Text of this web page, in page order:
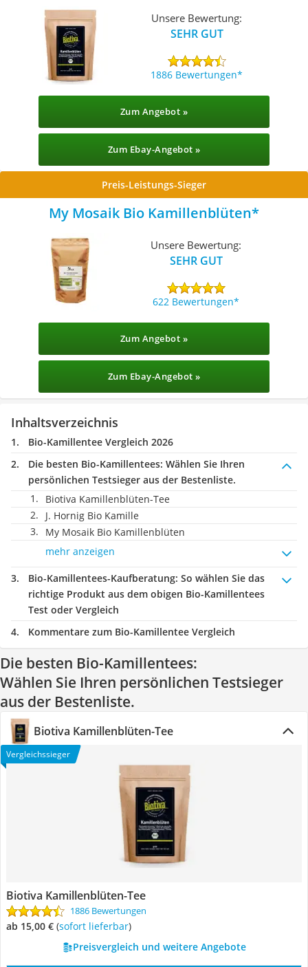
Unsere Bewertung:
SEHR GUT
1886 Bewertungen
Zum Angebot »
Zum Ebay-Angebot »
Preis-Leistungs-Sieger
My Mosaik Bio Kamillenblüten
Unsere Bewertung:
SEHR GUT
622 Bewertungen
Zum Angebot »
Zum Ebay-Angebot »
Inhaltsverzeichnis
Bio-Kamillentee Vergleich 2026
Die besten Bio-Kamillentees: Wählen Sie Ihren
persönlichen Testsieger aus der Bestenliste.
Biotiva Kamillenblüten-Tee
J. Hornig Bio Kamille
My Mosaik Bio Kamillenblüten
mehr anzeigen
Bio-Kamillentees-Kaufberatung: So wählen Sie das
richtige Produkt aus dem obigen Bio-Kamillentees
Test oder Vergleich
Kommentare zum Bio-Kamillentee Vergleich
Die besten Bio-Kamillentees:
Wählen Sie Ihren persönlichen Testsieger
aus der Bestenliste.
Biotiva Kamillenblüten-Tee
Vergleichssieger
Biotiva Kamillenblüten-Tee
1886 Bewertungen
ab 15,00 € ( Sofort lieferbar)
Preisvergleich und weitere Angebote